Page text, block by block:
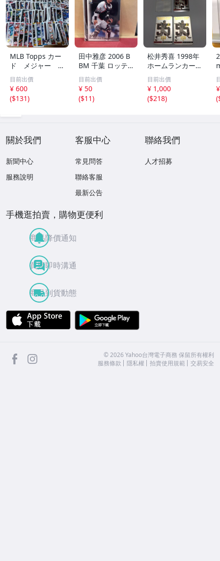
MLB Topps カー
ド メジャー 1
00枚 2
目前出價
¥ 600
($131)
田中雅彦 2006 B
BM 千葉 ロッテ
マリーンズ トレ
カ プロ野球 カー
ド M37 スポーツ
アスリート トレ
目前出價
¥ 50
($11)
松井秀喜 1998年
ホームランカード
150号 記念カード
3枚セット 読売ジ
ャイアンツ 日本
テレビ 劇空間プ
目前出價
¥ 1,000
($218)
(
關於我們
新聞中心
服務說明
客服中心
常見問答
聯絡客服
最新公告
聯絡我們
人才招募
手機逛拍賣，購物更便利
商品降價通知
買賣即時溝通
商品到貨動態
APP Store
facebook ©2026 Yahoo台灣電子商務 保留所有權利
服務條款
隱私權 拍賣使用規範 交易安全